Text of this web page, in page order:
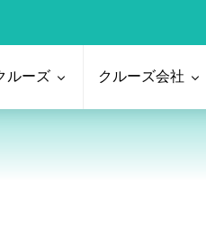
ルーズ クルーズ会社